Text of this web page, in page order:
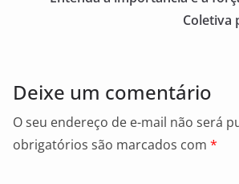
Coletiva
Deixe um comentário
O seu endereço de e-mail não será
obrigatórios são marcados com *